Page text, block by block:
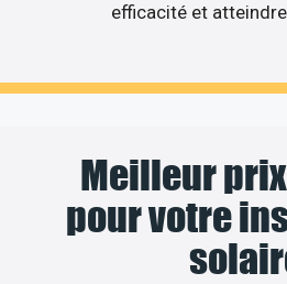
efficacité et
Meilleur
pour votre